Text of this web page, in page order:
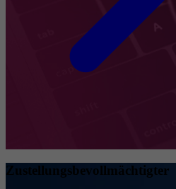
Zustellungsbevollmächtigter